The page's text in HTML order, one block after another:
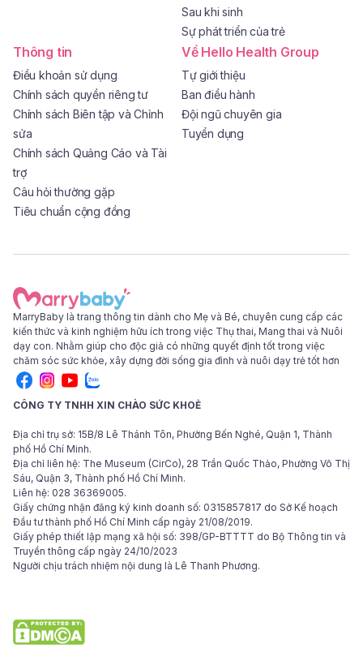
Sau khi sinh
Sự phát triển của trẻ
Thông tin
Điều khoản sử dụng
Chính sách quyền riêng tư
Chính sách Biên tập và Chỉnh
sửa
Chính sách Quảng Cáo và Tài
trợ
Câu hỏi thường gặp
Tiêu chuẩn cộng đồng
Về Hello Health Group
Tự giới thiệu
Ban điều hành
Đội ngũ chuyên gia
Tuyển dụng
MarryBaby là trang thông tin dành cho Mẹ và Bé, chuyên cung cấp các
kiến thức và kinh nghiệm hữu ích trong việc Thụ thai, Mang thai và Nuôi
dạy con. Nhằm giúp cho độc giả có những quyết định tốt trong việc
chăm sóc sức khỏe, xây dựng đời sống gia đình và nuôi dạy trẻ tốt hơn
CÔNG TY TNHH XIN CHÀO SỨC KHOẺ
Địa chỉ trụ sở: 15B/8 Lê Thánh Tôn, Phường Bến Nghé, Quận 1, Thành
phố Hồ Chí Minh.
Địa chỉ liên hệ: The Museum (CirCo), 28 Trần Quốc Thảo, Phường Võ Thị
Sáu, Quận 3, Thành phố Hồ Chí Minh.
Liên hệ: 028 36369005.
Giấy chứng nhận đăng ký kinh doanh số: 0315857817 do Sở Kế hoạch
Đầu tư thành phố Hồ Chí Minh cấp ngày 21/08/2019.
Giấy phép thiết lập mạng xã hội số: 398/GP-BTTTT do Bộ Thông tin và
Truyền thông cấp ngày 24/10/2023
Người chịu trách nhiệm nội dung là Lê Thanh Phương.